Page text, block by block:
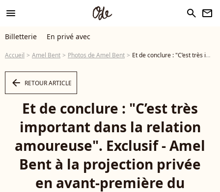
menu search newsletter
Billetterie En privé avec
Accueil Amel Bent Photos de Amel Bent Et de conclure : "C’est très important dans la relation amoureuse". Exclusif - Amel Bent à la projection privée en avant-première du documentaire sur Vitaa (Charlotte Gonin) "Je m'appelle Charlotte" dans les locaux de TF1 à Boulogne Billancourt le 18 novembre 2024. © Pierre Perusseau / Bestimage - Photo
arrow_left RETOUR ARTICLE
Et de conclure : "C’est très
important dans la relation
amoureuse". Exclusif - Amel
Bent à la projection privée
en avant-première du